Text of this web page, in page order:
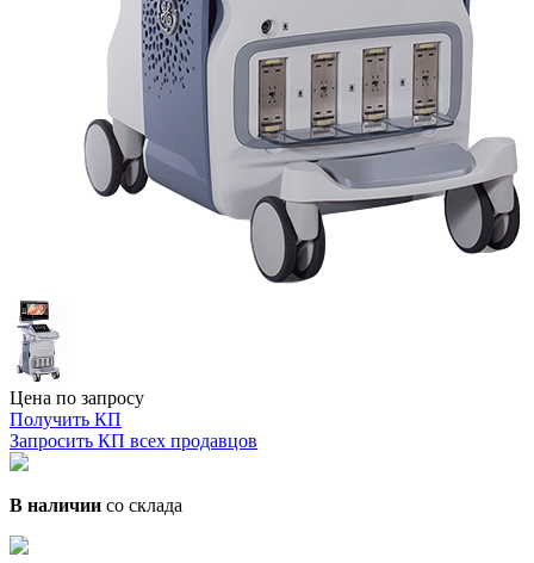
Цена по запросу
Получить КП
Запросить КП всех продавцов
В наличии со склада